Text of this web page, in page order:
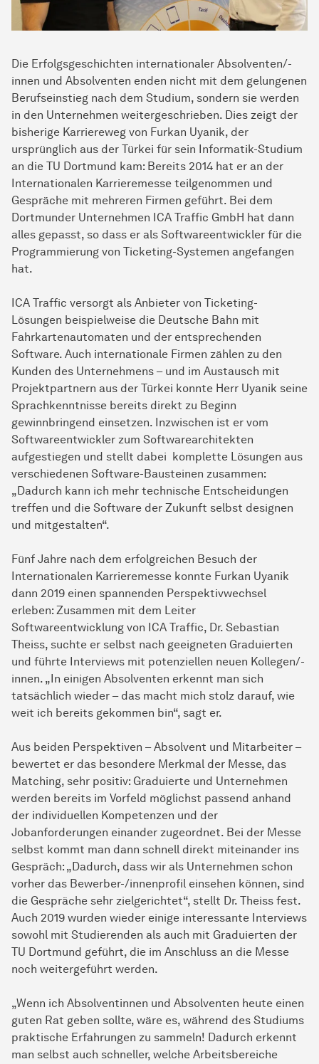
Die Erfolgsgeschichten internationaler Absolventen/-
innen und Absolventen enden nicht mit dem gelungenen
Berufseinstieg nach dem Studium, sondern sie werden
in den Unternehmen weitergeschrieben. Dies zeigt der
bisherige Karriereweg von Furkan Uyanik, der
ursprünglich aus der Türkei für sein Informatik-Studium
an die TU Dortmund kam: Bereits 2014 hat er an der
Internationalen Karriere­messe teilgenommen und
Gespräche mit mehreren Firmen geführt. Bei dem
Dortmunder Unternehmen ICA Traffic GmbH hat dann
alles gepasst, so dass er als Softwareentwickler für die
Programmierung von Ticketing-Systemen angefangen
hat.
ICA Traffic versorgt als Anbieter von Ticketing-
Lösungen beispielweise die Deutsche Bahn mit
Fahrkartenautomaten und der entsprechenden
Software. Auch internationale Firmen zählen zu den
Kunden des Unternehmens – und im Austausch mit
Projektpartnern aus der Türkei konnte Herr Uyanik seine
Sprachkenntnisse bereits direkt zu Beginn
gewinnbringend einsetzen. Inzwischen ist er vom
Softwareentwickler zum Softwarearchitekten
aufgestiegen und stellt dabei komplette Lösungen aus
verschiedenen Software-Bausteinen zusammen:
„Dadurch kann ich mehr technische Entscheidungen
treffen und die Software der Zukunft selbst designen
und mitgestalten“.
Fünf Jahre nach dem erfolgreichen Besuch der
Internationalen Karriere­messe konnte Furkan Uyanik
dann 2019 einen spannenden Perspektivwechsel
erleben: Zusammen mit dem Leiter
Softwareentwicklung von ICA Traffic, Dr. Sebastian
Theiss, suchte er selbst nach geeigneten Graduierten
und führte Interviews mit potenziellen neuen Kollegen/-
innen. „In einigen Absolventen erkennt man sich
tatsächlich wieder – das macht mich stolz darauf, wie
weit ich bereits gekommen bin“, sagt er.
Aus beiden Perspektiven – Absolvent und Mitarbeiter –
bewertet er das besondere Merkmal der Messe, das
Matching, sehr positiv: Graduierte und Unternehmen
werden bereits im Vorfeld möglichst passend anhand
der individuellen Kompetenzen und der
Jobanforderungen einander zugeordnet. Bei der Messe
selbst kommt man dann schnell direkt miteinander ins
Gespräch: „Dadurch, dass wir als Unternehmen schon
vorher das Bewerber-/innenprofil einsehen können, sind
die Gespräche sehr zielgerichtet“, stellt Dr. Theiss fest.
Auch 2019 wurden wieder einige interessante Interviews
sowohl mit Studierenden als auch mit Graduierten der
TU Dortmund geführt, die im Anschluss an die Messe
noch weitergeführt werden.
„Wenn ich Absolventinnen und Absolventen heute einen
guten Rat geben sollte, wäre es, während des Studiums
praktische Erfahrungen zu sammeln! Dadurch erkennt
man selbst auch schneller, welche Arbeitsbereiche